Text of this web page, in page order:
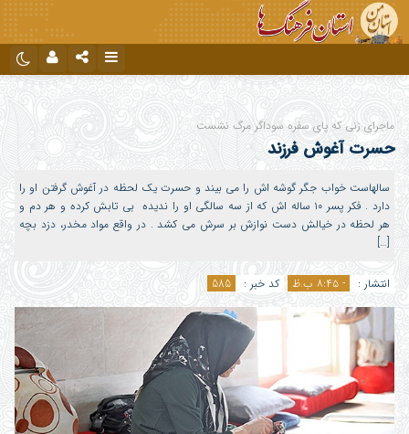
تلگرام نام کاربری یا نشانی ایمیل
رمز عبور
مرا به خاطر بسپار
ماجرای زنی که پای سفره سوداگر مرگ نشست
حسرت آغوش فرزند
سالهاست خواب جگر گوشه اش را می بیند و حسرت یک لحظه در آغوش گرفتن او را
دارد . فکر پسر ۱۰ ساله اش که از سه سالگی او را ندیده بی تابش کرده و هر دم و
هر لحظه در خیالش دست نوازش بر سرش می کشد . در واقع مواد مخدر، دزد بچه
[…]
انتشار : - ۸:۴۵ ب.ظ کد خبر : 585
دیدگاه های ارسال شده توسط شما، پس از تایید توسط تیم مدیریت در وب
منتشر خواهد شد.
پیام هایی که حاوی تهمت یا افترا باشد منتشر نخواهد شد.
پیام هایی که به غیر از زبان فارسی یا غیر مرتبط باشد منتشر نخواهد شد.